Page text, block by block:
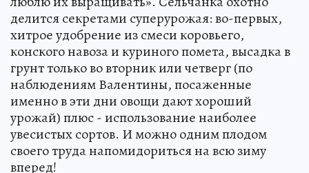
делится секретами суперурожая: во-первых,
хитрое удобрение из смеси коровьего,
конского навоза и куриного помета, высадка в
грунт только во вторник или четверг (по
наблюдениям Валентины, посаженные
именно в эти дни овощи дают хороший
урожай) плюс - использование наиболее
увесистых сортов. И можно одним плодом
своего труда напомидориться на всю зиму
вперед!